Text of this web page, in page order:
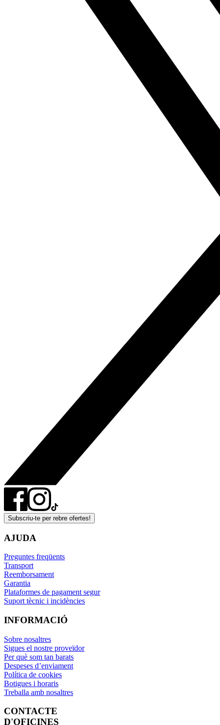
Subscriu-te per rebre ofertes!
AJUDA
Preguntes freqüents
Transport
Reemborsament
Garantia
Plataformes de pagament segur
Suport tècnic i incidències
INFORMACIÓ
Sobre nosaltres
Sigues el nostre proveïdor
Per què som tan barats
Despeses d’enviament
Política de cookies
Botigues i horaris
Treballa amb nosaltres
CONTACTE
D'OFICINES